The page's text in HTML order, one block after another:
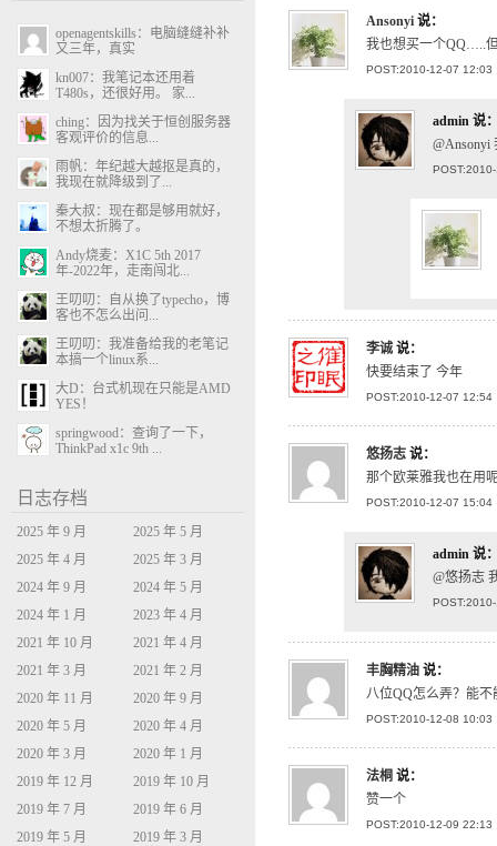
Ansonyi 说：
我也想买一个QQ…..
POST:2010-12-07 12:03
admin 说
@Ansonyi
李诚 说：
快要结束了 今年
POST:2010-12-07 12:54
悠扬志 说：
那个欧莱雅我也在用
POST:2010-12-07 15:04
admin 说
@悠扬志
丰胸精油 说：
八位QQ怎么弄？能
POST:2010-12-08 10:03
法桐 说：
赞一个
POST:2010-12-09 22:13
openagentskills：电脑缝缝补补
又三年，真实
kn007：我笔记本还用着
T480s，还很好用。 家...
ching：因为找关于恒创服务器
客观评价的信息...
雨帆：年纪越大越抠是真的，
我现在就降级到了...
秦大叔：现在都是够用就好，
不想太折腾了。
Andy烧麦：X1C 5th 2017
年-2022年，走南闯北...
王叨叨：自从换了typecho，博
客也不怎么出问...
王叨叨：我准备给我的老笔记
本搞一个linux系...
大D：台式机现在只能是AMD
YES！
springwood：查询了一下，
ThinkPad x1c 9th ...
日志存档
2025 年 9 月
2025 年 5 月
2025 年 4 月
2025 年 3 月
2024 年 9 月
2024 年 5 月
2024 年 1 月
2023 年 4 月
2021 年 10 月
2021 年 4 月
2021 年 3 月
2021 年 2 月
2020 年 11 月
2020 年 9 月
2020 年 5 月
2020 年 4 月
2020 年 3 月
2020 年 1 月
2019 年 12 月
2019 年 10 月
2019 年 7 月
2019 年 6 月
2019 年 5 月
2019 年 3 月